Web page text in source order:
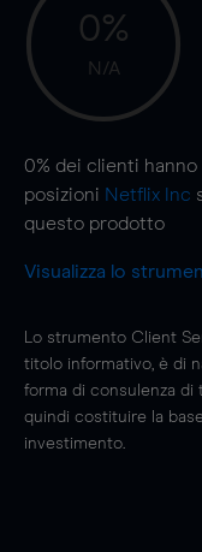
0%
N/A
0% dei clienti hanno
posizioni Netflix Inc
questo prodotto
Visualizza lo
Lo strumento Client
titolo informativo, è di
forma di consulenza di
quindi costituire la
investimento.